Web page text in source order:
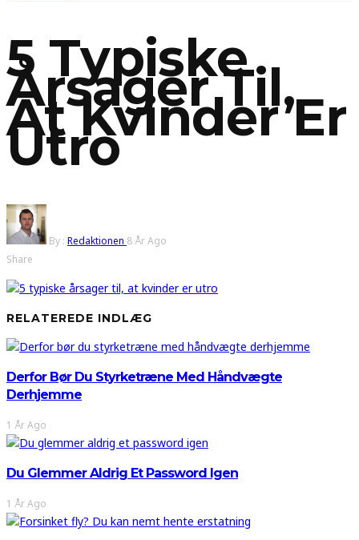
5 Typiske
Årsager Til,
At Kvinder Er
Utro
By : Redaktionen 8 År Ago
Share
RELATEREDE INDLÆG
Derfor Bør Du Styrketræne Med Håndvægte
Derhjemme
1 År Ago
Du Glemmer Aldrig Et Password Igen
1 År Ago